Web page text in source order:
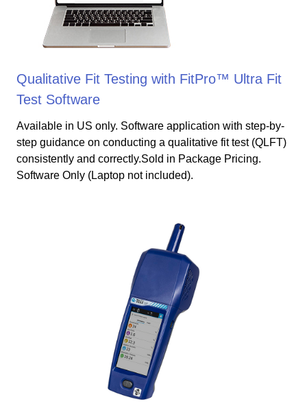
Qualitative Fit Testing with FitPro™ Ultra Fit
Test Software
Available in US only. Software application with step-by-
step guidance on conducting a qualitative fit test (QLFT)
consistently and correctly.Sold in Package Pricing.
Software Only (Laptop not included).